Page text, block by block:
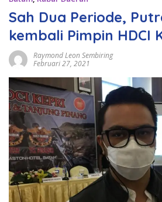
Sah Dua Periode,
kembali Pimpin HDCI
Raymond Leon Sembiring
Februari 27, 2021